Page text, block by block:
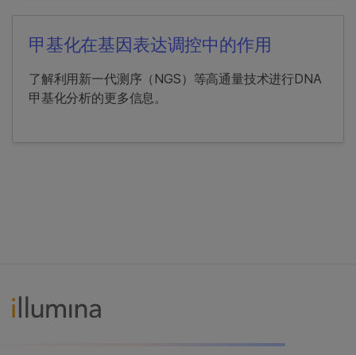
甲基化在基因表达调控中的作用
了解利用新一代测序（NGS）等高通量技术进行DNA
甲基化分析的更多信息。